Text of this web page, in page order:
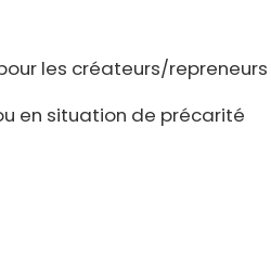
les créateurs/repreneurs
en situation de précarité